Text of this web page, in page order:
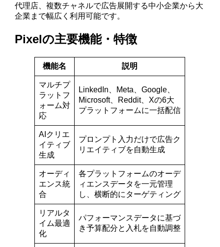
代理店、複数チャネルで広告展開する中小企業から大
企業まで幅広く利用可能です。
Pixelの主要機能・特徴
機能名 説明
マルチプ
ラットフ
ォーム対
応
LinkedIn、Meta、Google、
Microsoft、Reddit、Xの6大
プラットフォームに一括配信
AIクリエ
イティブ
生成
プロンプト入力だけで広告ク
リエイティブを自動生成
オーディ
エンス統
合
各プラットフォームのオーデ
ィエンスデータを一元管理
し、横断的にターゲティング
リアルタ
イム最適
化
パフォーマンスデータに基づ
き予算配分と入札を自動調整